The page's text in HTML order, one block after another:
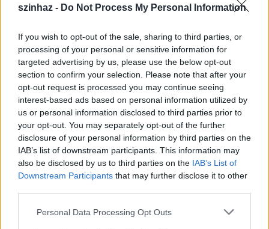
szinhaz - Do Not Process My Personal Information
If you wish to opt-out of the sale, sharing to third parties, or
processing of your personal or sensitive information for
targeted advertising by us, please use the below opt-out
section to confirm your selection. Please note that after your
opt-out request is processed you may continue seeing
interest-based ads based on personal information utilized by
us or personal information disclosed to third parties prior to
your opt-out. You may separately opt-out of the further
disclosure of your personal information by third parties on the
IAB’s list of downstream participants. This information may
also be disclosed by us to third parties on the IAB’s List of
Downstream Participants that may further disclose it to other
Please note that this website/app uses one or more Google
Personal Data Processing Opt Outs
után játszódik, amelyben John Smith titka, miszerint